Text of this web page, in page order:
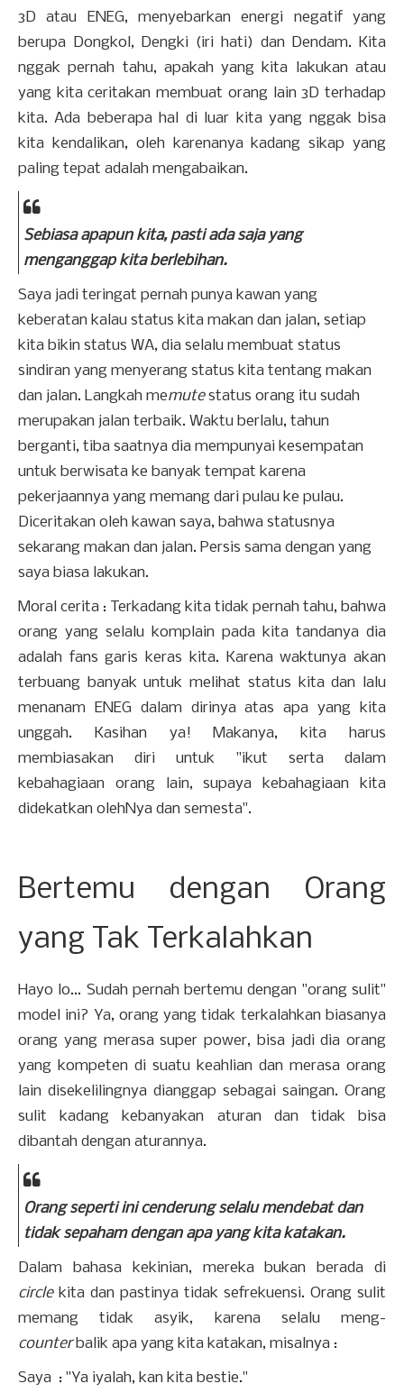
3D atau ENEG, menyebarkan energi negatif yang
berupa Dongkol, Dengki (iri hati) dan Dendam. Kita
nggak pernah tahu, apakah yang kita lakukan atau
yang kita ceritakan membuat orang lain 3D terhadap
kita. Ada beberapa hal di luar kita yang nggak bisa
kita kendalikan, oleh karenanya kadang sikap yang
paling tepat adalah mengabaikan.
Sebiasa apapun kita, pasti ada saja yang
menganggap kita berlebihan.
Saya jadi teringat pernah punya kawan yang
keberatan kalau status kita makan dan jalan, setiap
kita bikin status WA, dia selalu membuat status
sindiran yang menyerang status kita tentang makan
dan jalan. Langkah memutestatus orang itu sudah
merupakan jalan terbaik. Waktu berlalu, tahun
berganti, tiba saatnya dia mempunyai kesempatan
untuk berwisata ke banyak tempat karena
pekerjaannya yang memang dari pulau ke pulau.
Diceritakan oleh kawan saya, bahwa statusnya
sekarang makan dan jalan. Persis sama dengan yang
saya biasa lakukan.
Moral cerita : Terkadang kita tidak pernah tahu, bahwa
orang yang selalu komplain pada kita tandanya dia
adalah fans garis keras kita. Karena waktunya akan
terbuang banyak untuk melihat status kita dan lalu
menanam ENEG dalam dirinya atas apa yang kita
unggah. Kasihan ya! Makanya, kita harus
membiasakan diri untuk "ikut serta dalam
kebahagiaan orang lain, supaya kebahagiaan kita
didekatkan olehNya dan semesta".
Bertemu dengan Orang
yang Tak Terkalahkan
Hayo lo... Sudah pernah bertemu dengan "orang sulit"
model ini? Ya, orang yang tidak terkalahkan biasanya
orang yang merasa super power, bisa jadi dia orang
yang kompeten di suatu keahlian dan merasa orang
lain disekelilingnya dianggap sebagai saingan. Orang
sulit kadang kebanyakan aturan dan tidak bisa
dibantah dengan aturannya.
Orang seperti ini cenderung selalu mendebat dan
tidak sepaham dengan apa yang kita katakan.
Dalam bahasa kekinian, mereka bukan berada di
circlekita dan pastinya tidak sefrekuensi. Orang sulit
memang tidak asyik, karena selalu meng-
counterbalik apa yang kita katakan, misalnya :
Saya : "Ya iyalah, kan kita bestie."